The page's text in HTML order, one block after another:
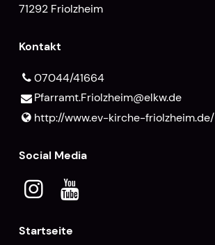
71292 Friolzheim
Kontakt
07044/41664
Pfarramt.​Friolzheim@​elkw.​de
http://www.​ev-kirche-friolzheim.​de/
Social Media
Startseite